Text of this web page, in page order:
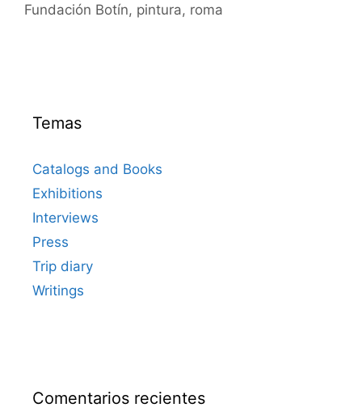
Fundación Botín, pintura, roma
Temas
Catalogs and Books
Exhibitions
Interviews
Press
Trip diary
Writings
Comentarios recientes